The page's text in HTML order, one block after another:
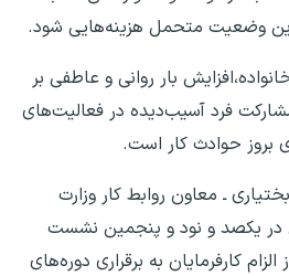
وضعیت متحمل هزینه‌هایی شود.
بار روانی و عاطفی بر
فرد آسیب‌دیده در فعالیت‌های
بروز حوادث کار است.
ـ معاون روابط کار وزارت
در یکصد و نود و پنجمین نشست
کارفرمایان به برقراری دوره‌های